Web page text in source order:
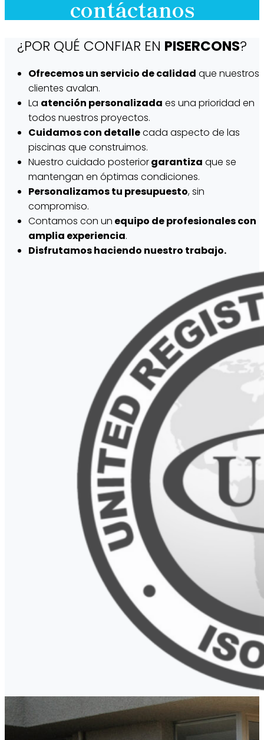
contáctanos
¿POR QUÉ CONFIAR EN PISERCONS?
Ofrecemos un servicio de calidad que nuestros
clientes avalan.
La atención personalizada es una prioridad en
todos nuestros proyectos.
Cuidamos con detallecada aspecto de las
piscinas que construimos.
Nuestro cuidado posteriorgarantiza que se
mantengan en óptimas condiciones.
Personalizamos tu presupuesto, sin
compromiso.
Contamos con un equipo de profesionales con
amplia experiencia.
Disfrutamos haciendo nuestro trabajo.